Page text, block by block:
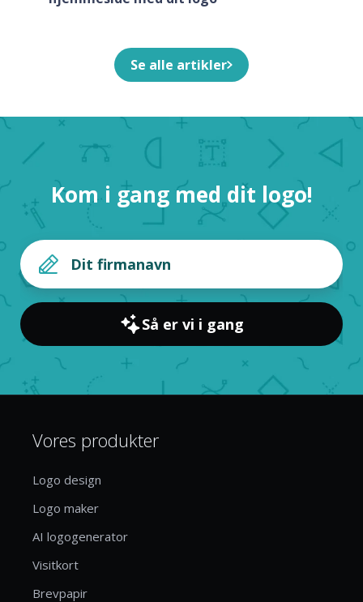
Se alle artikler
Kom i gang med dit logo!
Så er vi i gang
Vores produkter
Logo design
Logo maker
AI logogenerator
Visitkort
Brevpapir